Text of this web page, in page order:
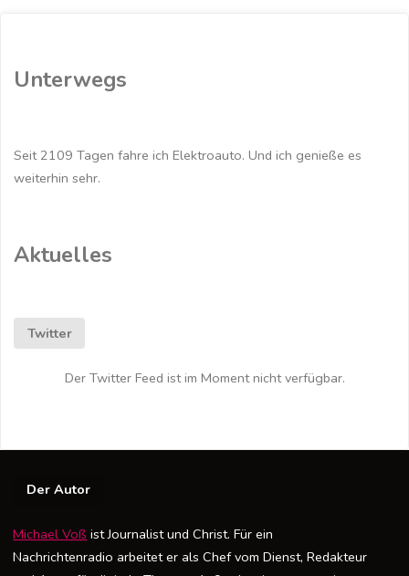
Autobahn"
Unterwegs
Seit 2109 Tagen fahre ich Elektroauto. Und ich genieße es
weiterhin sehr.
Aktuelles
Twitter
Der Twitter Feed ist im Moment nicht verfügbar.
Der Autor
Michael Voß ist Journalist und Christ. Für ein
Nachrichtenradio arbeitet er als Chef vom Dienst, Redakteur